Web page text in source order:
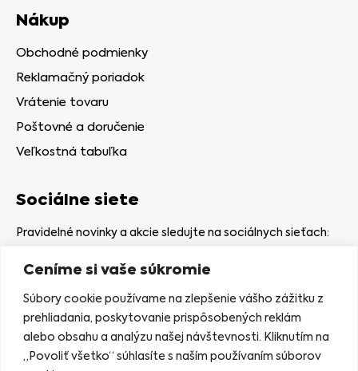
Ceníme si vaše súkromie
Súbory cookie používame na zlepšenie vášho zážitku z
prehliadania, poskytovanie prispôsobených reklám
alebo obsahu a analýzu našej návštevnosti. Kliknutím na
„Povoliť všetko“ súhlasíte s naším používaním súborov
Nákup
Obchodné podmienky
Reklamačný poriadok
Vrátenie tovaru
Poštovné a doručenie
Veľkostná tabuľka
Sociálne siete
Pravidelné novinky a akcie sledujte na sociálnych sieťach:
Kamenná predajňa